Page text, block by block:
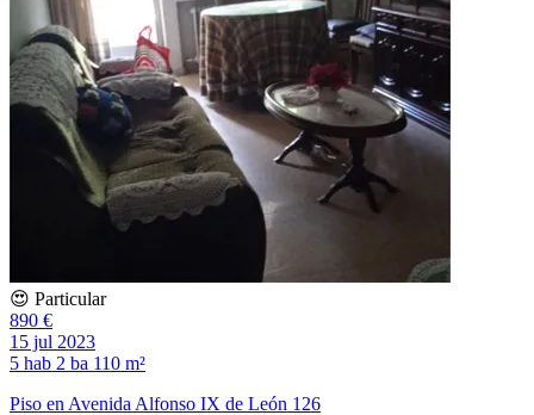
😍 Particular
890 €
15 jul 2023
5 hab 2 ba 110 m²
Piso en Avenida Alfonso IX de León 126